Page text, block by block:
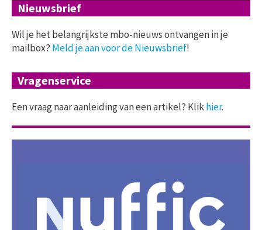
Nieuwsbrief
Wil je het belangrijkste mbo-nieuws ontvangen in je
mailbox? Meld je aan voor de Nieuwsbrief!
Vragenservice
Een vraag naar aanleiding van een artikel? Klikhier.